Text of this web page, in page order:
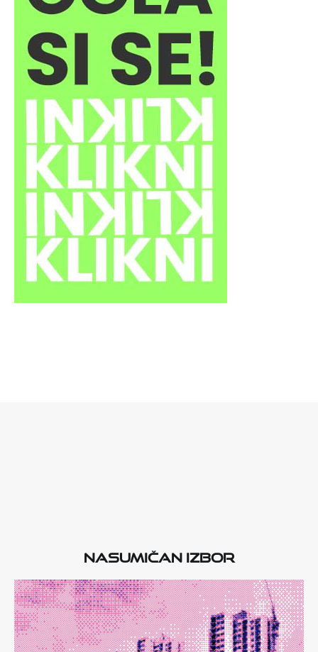
Nasumičan izbor